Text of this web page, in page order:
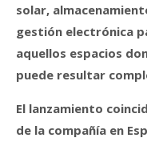
solar,
gestión electrónica
aquellos espacios
puede resultar
El lanzamiento
de la compañía en